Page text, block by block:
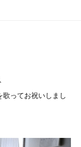
ってお祝いしまし